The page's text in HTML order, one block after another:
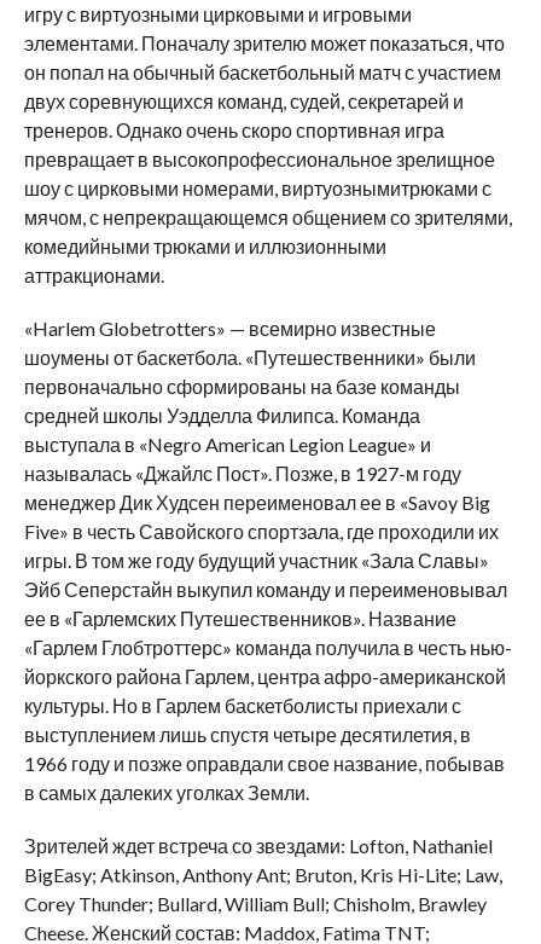
игру с виртуозными цирковыми и игровыми
элементами. Поначалу зрителю может показаться, что
он попал на обычный баскетбольный матч с участием
двух соревнующихся команд, судей, секретарей и
тренеров. Однако очень скоро спортивная игра
превращает в высокопрофессиональное зрелищное
шоу с цирковыми номерами, виртуознымитрюками с
мячом, с непрекращающемся общением со зрителями,
комедийными трюками и иллюзионными
аттракционами.
«HarlemGlobetrotters» — всемирно известные
шоумены от баскетбола. «Путешественники» были
первоначально сформированы на базе команды
средней школы Уэдделла Филипса. Команда
выступала в «Negro American Legion League» и
называлась «Джайлс Пост». Позже, в 1927-м году
менеджер Дик Худсен переименовал ее в «Savoy Big
Five» в честь Савойского спортзала, где проходили их
игры. В том же году будущий участник «Зала Славы»
Эйб Сеперстайн выкупил команду и переименовывал
ее в «Гарлемских Путешественников». Название
«Гарлем Глобтроттерс» команда получила в честь нью-
йоркского района Гарлем, центра афро-американской
культуры. Но в Гарлем баскетболисты приехали с
выступлением лишь спустя четыре десятилетия, в
1966 году и позже оправдали свое название, побывав
в самых далеких уголках Земли.
Зрителей ждет встреча со звездами: Lofton, Nathaniel
BigEasy; Atkinson, Anthony Ant; Bruton, Kris Hi-Lite; Law,
Corey Thunder; Bullard, William Bull; Chisholm, Brawley
Cheese. Женский состав: Maddox, Fatima TNT;